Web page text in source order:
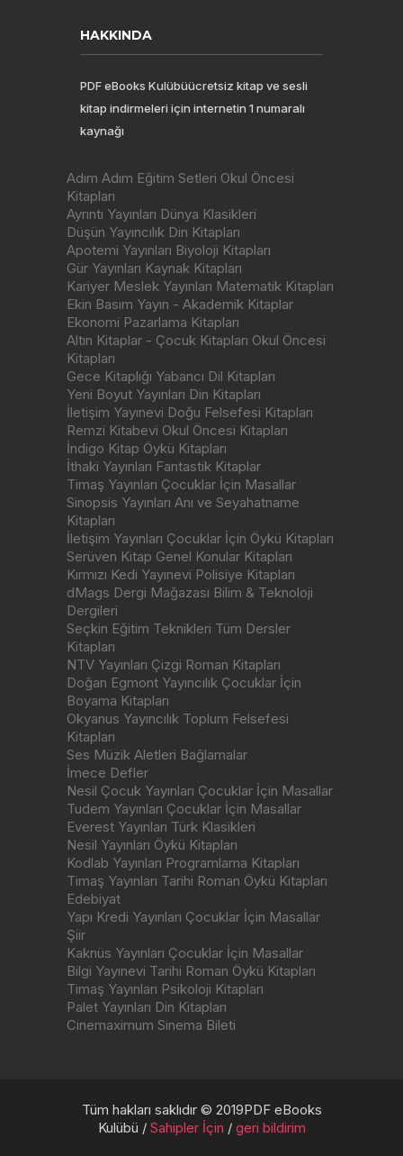
HAKKINDA
PDF eBooks Kulübüücretsiz kitap ve sesli
kitap indirmeleri için internetin 1 numaralı
kaynağı
Adım Adım Eğitim Setleri Okul Öncesi
Kitapları
Ayrıntı Yayınları Dünya Klasikleri
Düşün Yayıncılık Din Kitapları
Apotemi Yayınları Biyoloji Kitapları
Gür Yayınları Kaynak Kitapları
Kariyer Meslek Yayınları Matematik Kitapları
Ekin Basım Yayın - Akademik Kitaplar
Ekonomi Pazarlama Kitapları
Altın Kitaplar - Çocuk Kitapları Okul Öncesi
Kitapları
Gece Kitaplığı Yabancı Dil Kitapları
Yeni Boyut Yayınları Din Kitapları
İletişim Yayınevi Doğu Felsefesi Kitapları
Remzi Kitabevi Okul Öncesi Kitapları
İndigo Kitap Öykü Kitapları
İthaki Yayınları Fantastik Kitaplar
Timaş Yayınları Çocuklar İçin Masallar
Sinopsis Yayınları Anı ve Seyahatname
Kitapları
İletişim Yayınları Çocuklar İçin Öykü Kitapları
Serüven Kitap Genel Konular Kitapları
Kırmızı Kedi Yayınevi Polisiye Kitapları
dMags Dergi Mağazası Bilim & Teknoloji
Dergileri
Seçkin Eğitim Teknikleri Tüm Dersler
Kitapları
NTV Yayınları Çizgi Roman Kitapları
Doğan Egmont Yayıncılık Çocuklar İçin
Boyama Kitapları
Okyanus Yayıncılık Toplum Felsefesi
Kitapları
Ses Müzik Aletleri Bağlamalar
İmece Defler
Nesil Çocuk Yayınları Çocuklar İçin Masallar
Tudem Yayınları Çocuklar İçin Masallar
Everest Yayınları Türk Klasikleri
Nesil Yayınları Öykü Kitapları
Kodlab Yayınları Programlama Kitapları
Timaş Yayınları Tarihi Roman Öykü Kitapları
Edebiyat
Yapı Kredi Yayınları Çocuklar İçin Masallar
Şiir
Kaknüs Yayınları Çocuklar İçin Masallar
Bilgi Yayınevi Tarihi Roman Öykü Kitapları
Timaş Yayınları Psikoloji Kitapları
Palet Yayınları Din Kitapları
Cinemaximum Sinema Bileti
Tüm hakları saklıdır © 2019PDF eBooks
Kulübü / Sahipler İçin / geri bildirim